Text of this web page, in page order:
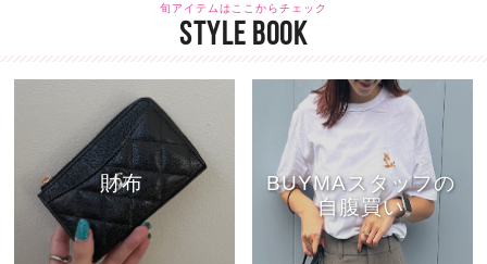
旬アイテムはここからチェック
STYLE BOOK
財布
BUYMAスタッフの
自腹買い